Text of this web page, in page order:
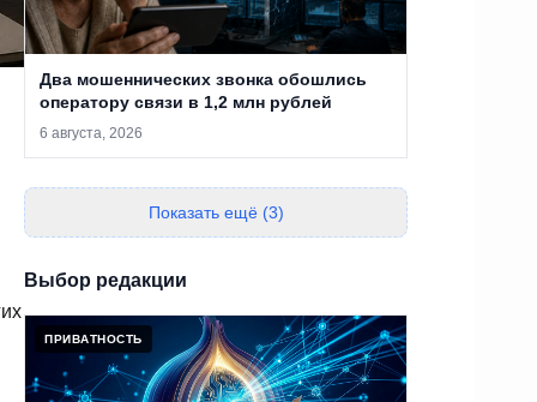
Два мошеннических звонка обошлись
оператору связи в 1,2 млн рублей
6 августа, 2026
Показать ещё (3)
Выбор редакции
ПРИВАТНОСТЬ